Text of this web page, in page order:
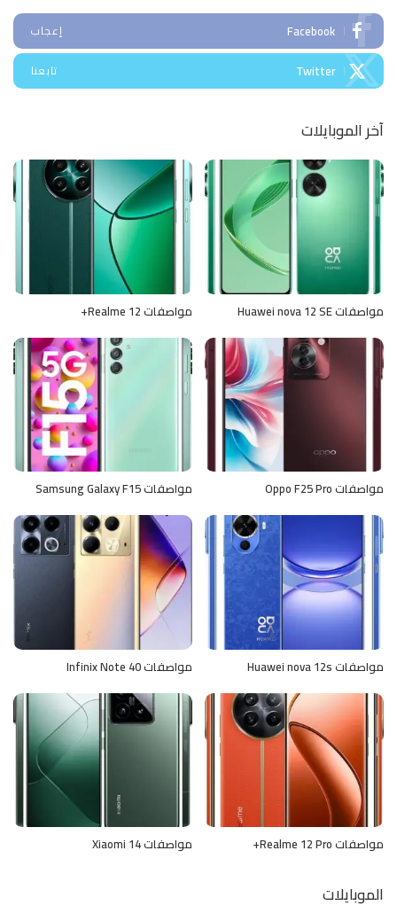
Facebook إعجاب
Twitter تابعنا
آخر الموبايلات
مواصفات Huawei nova 12 SE مواصفات Realme 12+
مواصفات Oppo F25 Pro مواصفات Samsung Galaxy F15
مواصفات Huawei nova 12s مواصفات Infinix Note 40
مواصفات Realme 12 Pro+ مواصفات Xiaomi 14
الموبايلات